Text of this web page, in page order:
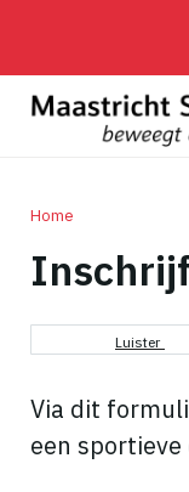
Home
Luister
Via dit
een sportieve